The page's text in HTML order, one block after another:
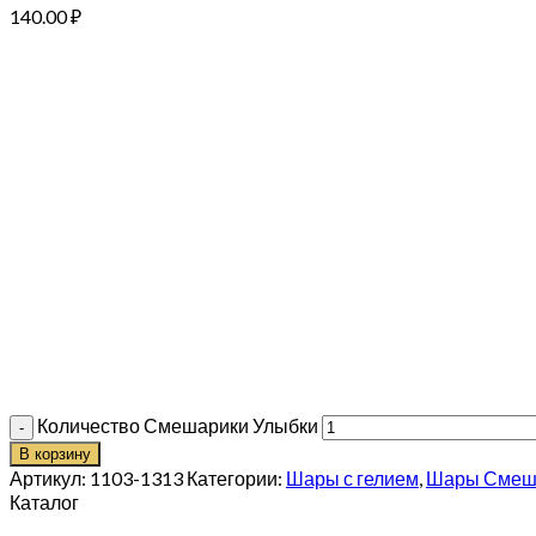
140.00₽
Количество Смешарики Улыбки
В корзину
Артикул: 1103-1313 Категории: Шары с гелием Шары
Каталог